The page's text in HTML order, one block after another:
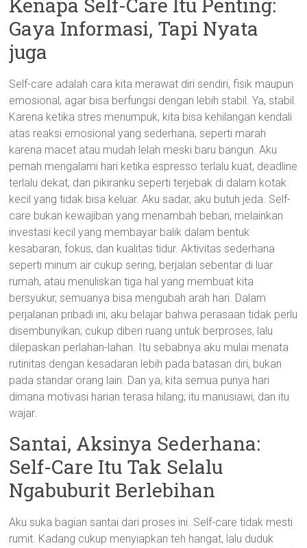
Kenapa Self-Care Itu Penting:
Gaya Informasi, Tapi Nyata
juga
Self-care adalah cara kita merawat diri sendiri, fisik maupun
emosional, agar bisa berfungsi dengan lebih stabil. Ya, stabil.
Karena ketika stres menumpuk, kita bisa kehilangan kendali
atas reaksi emosional yang sederhana, seperti marah
karena macet atau mudah lelah meski baru bangun. Aku
pernah mengalami hari ketika espresso terlalu kuat, deadline
terlalu dekat, dan pikiranku seperti terjebak di dalam kotak
kecil yang tidak bisa keluar. Aku sadar, aku butuh jeda. Self-
care bukan kewajiban yang menambah beban, melainkan
investasi kecil yang membayar balik dalam bentuk
kesabaran, fokus, dan kualitas tidur. Aktivitas sederhana
seperti minum air cukup sering, berjalan sebentar di luar
rumah, atau menuliskan tiga hal yang membuat kita
bersyukur, semuanya bisa mengubah arah hari. Dalam
perjalanan pribadi ini, aku belajar bahwa perasaan tidak perlu
disembunyikan; cukup diberi ruang untuk berproses, lalu
dilepaskan perlahan-lahan. Itu sebabnya aku mulai menata
rutinitas dengan kesadaran lebih pada batasan diri, bukan
pada standar orang lain. Dan ya, kita semua punya hari
dimana motivasi harian terasa hilang; itu manusiawi, dan itu
wajar.
Santai, Aksinya Sederhana:
Self-Care Itu Tak Selalu
Ngabuburit Berlebihan
Aku suka bagian santai dari proses ini. Self-care tidak mesti
rumit. Kadang cukup menyiapkan teh hangat, lalu duduk